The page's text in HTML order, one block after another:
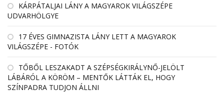
KÁRPÁTALJAI LÁNY A MAGYAROK VILÁGSZÉPE
UDVARHÖLGYE
17 ÉVES GIMNAZISTA LÁNY LETT A MAGYAROK
VILÁGSZÉPE - FOTÓK
TŐBŐL LESZAKADT A SZÉPSÉGKIRÁLYNŐ-JELÖLT
LÁBÁRÓL A KÖRÖM – MENTŐK LÁTTÁK EL, HOGY
SZÍNPADRA TUDJON ÁLLNI